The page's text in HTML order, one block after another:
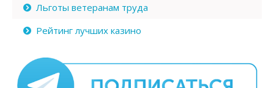
Льготы ветеранам труда
Рейтинг лучших казино